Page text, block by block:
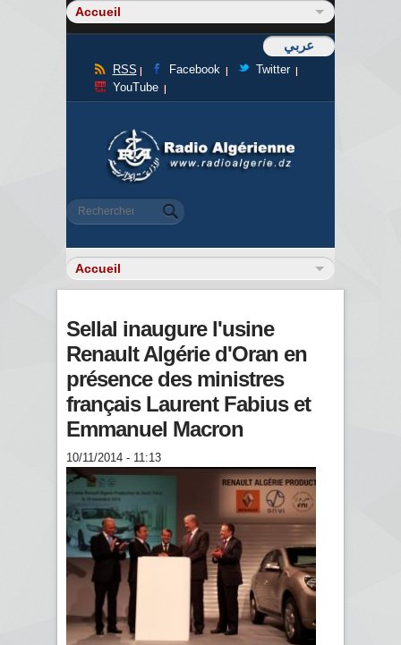
عربي
RSS Facebook
Twitter
YouTube
Formulaire de recherche
Rechercher
Sellal inaugure l'usine
Renault Algérie d'Oran en
présence des ministres
français Laurent Fabius et
Emmanuel Macron
10/11/2014 - 11:13